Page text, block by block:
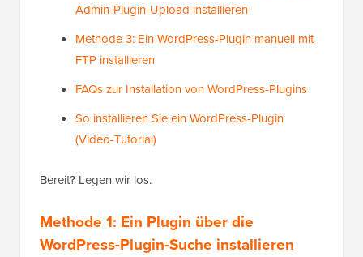
Admin-Plugin-Upload installieren
Methode 3: Ein WordPress-Plugin manuell mit
FTP installieren
FAQs zur Installation von WordPress-Plugins
So installieren Sie ein WordPress-Plugin
(Video-Tutorial)
Bereit? Legen wir los.
Methode 1: Ein Plugin über die
WordPress-Plugin-Suche installieren